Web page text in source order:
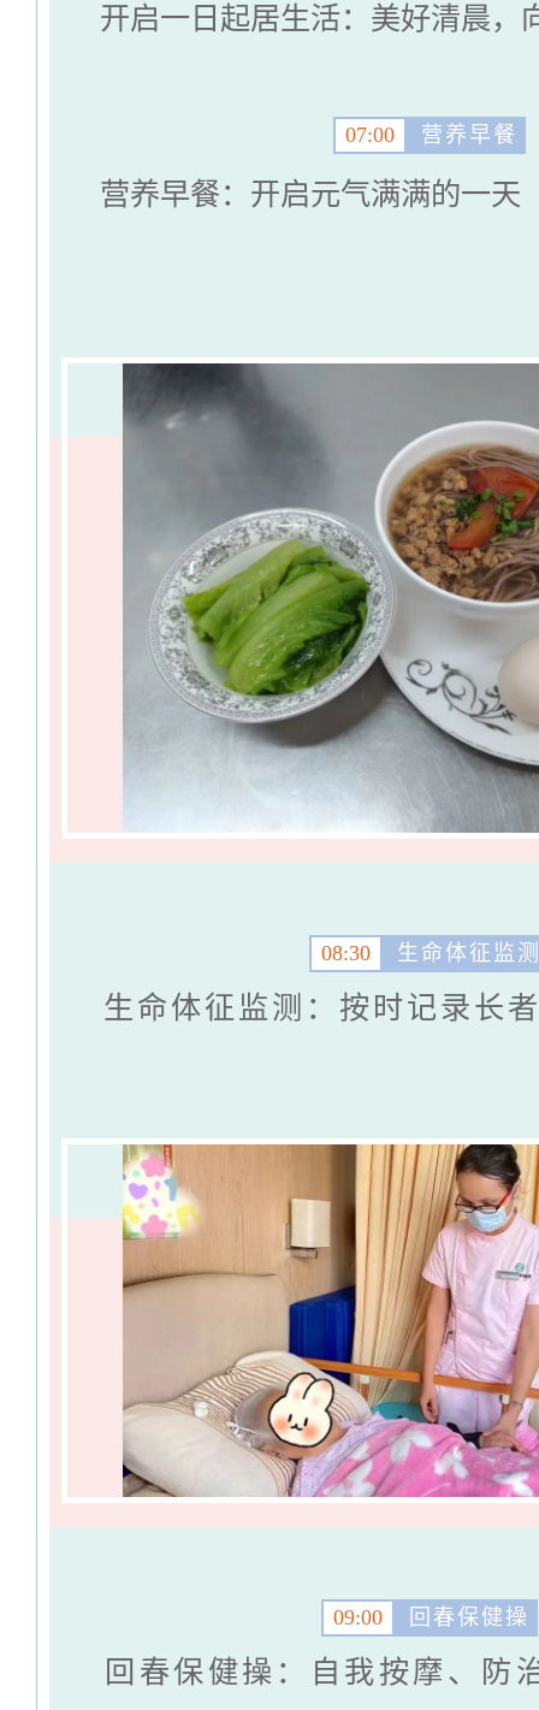
开启一日起居生活：美好清晨，
07:00 营养早餐
营养早餐：开启元气满满的一天
08:30 生命体征监
生命体征监测：按时记录长
09:00 回春保健操
回春保健操：自我按摩、防